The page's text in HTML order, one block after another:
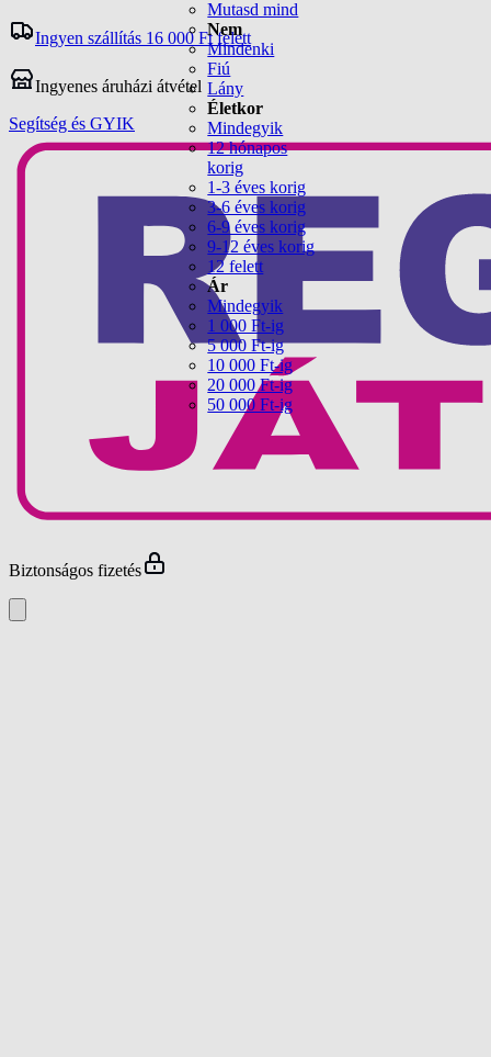
Ingyen szállítás 16 000 Ft felett
Ingyenes áruházi átvétel
Segítség és GYIK
Biztonságos fizetés
Mutasd mind
Nem
Mindenki
Fiú
Lány
Életkor
Mindegyik
12 hónapos
korig
1-3 éves korig
3-6 éves korig
6-9 éves korig
9-12 éves korig
12 felett
Ár
Mindegyik
1 000 Ft-ig
5 000 Ft-ig
10 000 Ft-ig
20 000 Ft-ig
50 000 Ft-ig